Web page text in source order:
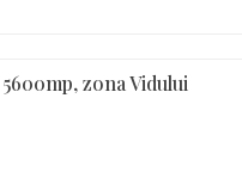
zona Vidului